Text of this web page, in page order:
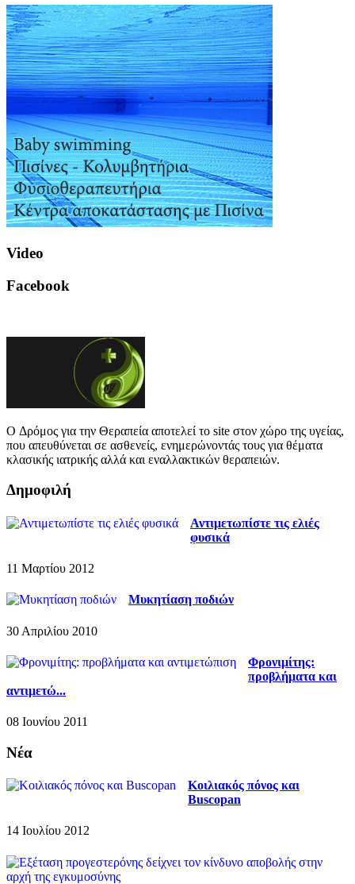
Video
Facebook
O Δρόμος για την Θεραπεία αποτελεί το site στον χώρο της υγείας,
που απευθύνεται σε ασθενείς, ενημερώνοντάς τους για θέματα
κλασικής ιατρικής αλλά και εναλλακτικών θεραπειών.
Δημοφιλή
Αντιμετωπίστε τις ελιές
φυσικά
11 Μαρτίου 2012
Μυκητίαση ποδιών
30 Απριλίου 2010
Φρονιμίτης:
προβλήματα και
αντιμετώ...
08 Ιουνίου 2011
Νέα
Κοιλιακός πόνος και
Buscopan
14 Ιουλίου 2012